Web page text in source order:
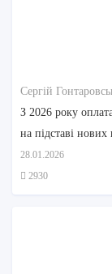
Сергій
З 2026 року
на підставі
28.01.2026
2930